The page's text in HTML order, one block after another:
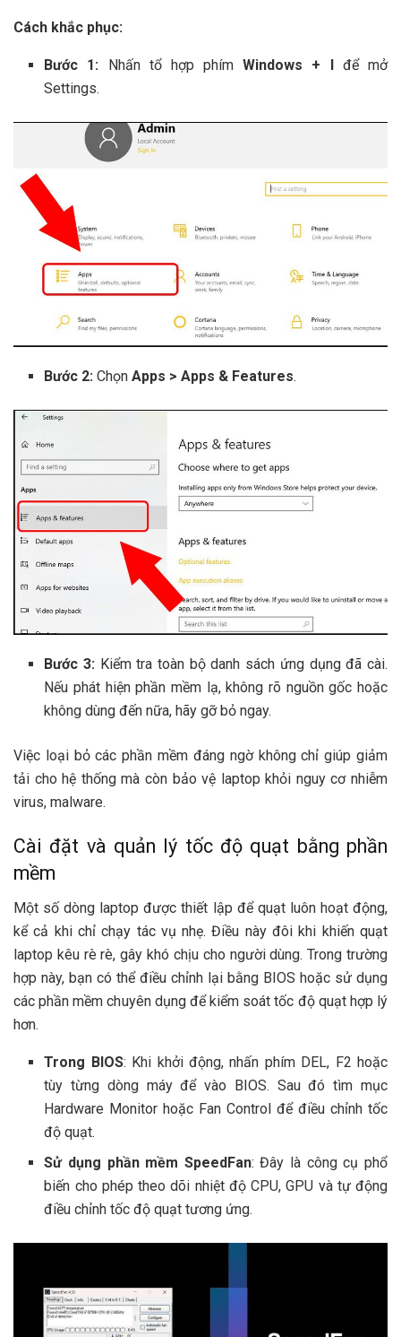
Cách khắc phục:
Bước 1: Nhấn tổ hợp phímWindows + Iđể mở
Settings.
Bước 2:ChọnApps > Apps & Features.
Bước 3: Kiểm tra toàn bộ danh sách ứng dụng đã cài.
Nếu phát hiện phần mềm lạ, không rõ nguồn gốc hoặc
không dùng đến nữa, hãy gỡ bỏ ngay.
Việc loại bỏ các phần mềm đáng ngờ không chỉ giúp giảm
tải cho hệ thống mà còn bảo vệ laptop khỏi nguy cơ nhiễm
virus, malware.
Cài đặt và quản lý tốc độ quạt bằng phần
mềm
Một số dòng laptop được thiết lập để quạt luôn hoạt động,
kể cả khi chỉ chạy tác vụ nhẹ. Điều này đôi khi khiến quạt
laptop kêu rè rè, gây khó chịu cho người dùng. Trong trường
hợp này, bạn có thể điều chỉnh lại bằng BIOS hoặc sử dụng
các phần mềm chuyên dụng để kiểm soát tốc độ quạt hợp lý
hơn.
Trong BIOS: Khi khởi động, nhấn phím DEL, F2 hoặc
tùy từng dòng máy để vào BIOS. Sau đó tìm mục
Hardware Monitor hoặc Fan Control để điều chỉnh tốc
độ quạt.
Sử dụng phần mềm SpeedFan: Đây là công cụ phổ
biến cho phép theo dõi nhiệt độ CPU, GPU và tự động
điều chỉnh tốc độ quạt tương ứng.